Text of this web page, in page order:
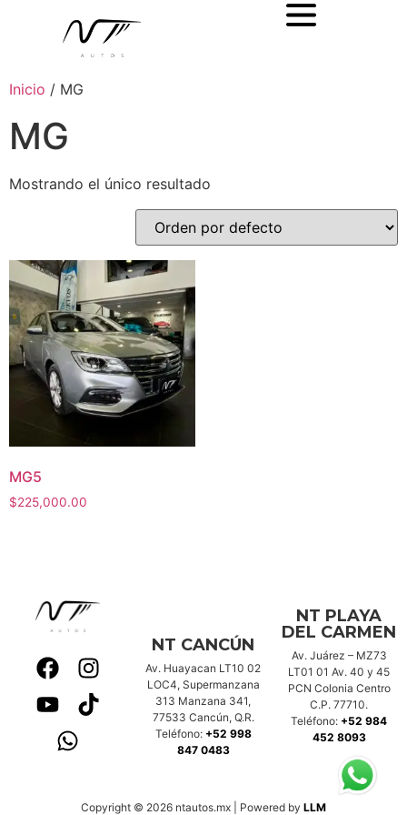
Inicio / MG
MG
Mostrando el único resultado
MG5
$225,000.00
NT CANCÚN
Av. Huayacan LT10 02
LOC4, Supermanzana
313 Manzana 341,
77533 Cancún, Q.R.
Teléfono: +52 998
847 0483
NT PLAYA
DEL CARMEN
Av. Juárez – MZ73
LT01 01 Av. 40 y 45
PCN Colonia Centro
C.P. 77710.
Teléfono: +52 984
452 8093
Copyright © 2026 ntautos.mx | Powered by LLM